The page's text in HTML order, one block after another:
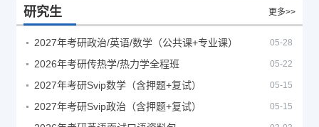
研究生 更多>>
2027年考研政治/英语/数学（公共课+专业课） 05-28
2026年考研传热学/热力学全程班 05-22
2027年考研Svip数学（含押题+复试） 05-15
2027年考研Svip政治（含押题+复试） 05-15